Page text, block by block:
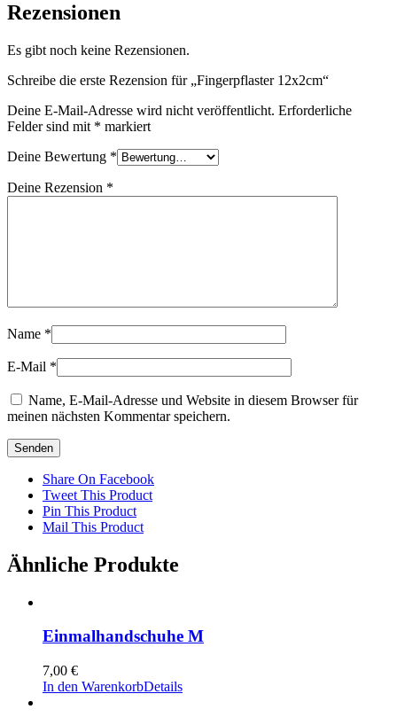
Rezensionen
Es gibt noch keine Rezensionen.
Schreibe die erste Rezension für „Fingerpflaster 12x2cm“
Deine E-Mail-Adresse wird nicht veröffentlicht. Erforderliche
Felder sind mit * markiert
Deine Bewertung *
Deine Rezension *
Name *
E-Mail *
Name, E-Mail-Adresse und Website in diesem Browser für
meinen nächsten Kommentar speichern.
Share On Facebook
Tweet This Product
Pin This Product
Mail This Product
Ähnliche Produkte
Einmalhandschuhe M
7,00 €
In den WarenkorbDetails